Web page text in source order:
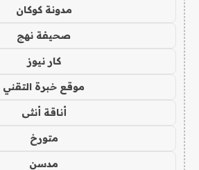
مدونة كوكان
صحيفة نهج
كار نيوز
موقع خبرة التقني
أناقة أنثى
متورخ
مدسن